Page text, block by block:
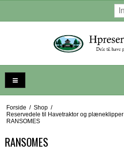
Forside / Shop /
Reservedele til Havetraktor og plæneklipper
RANSOMES
RANSOMES